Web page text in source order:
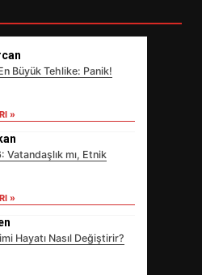
Büyük Tehlike: Panik!
»
Vatandaşlık mı, Etnik
»
Hayatı Nasıl Değiştirir?